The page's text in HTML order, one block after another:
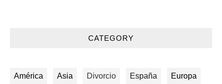
CATEGORY
América Asia Divorcio España Europa